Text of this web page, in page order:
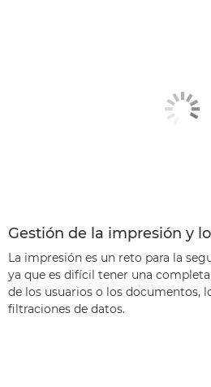
Gestión de la impresión y
La impresión es un reto para la
ya que es difícil tener una
de los usuarios o los documentos,
filtraciones de datos.